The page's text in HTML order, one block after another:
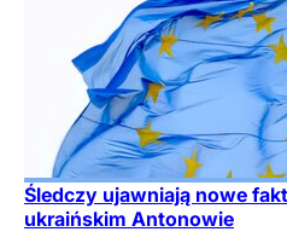
Śledczy ujawniają nowe
ukraińskim Antonowie